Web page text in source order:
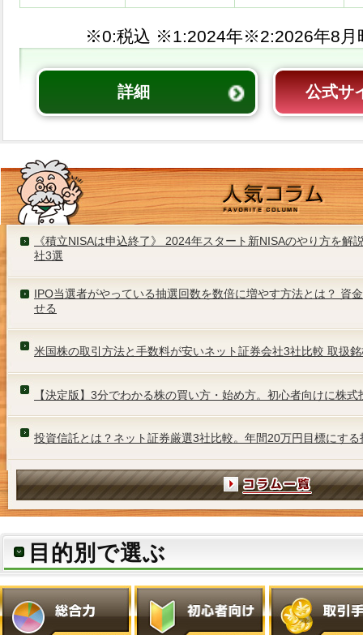
※0:税込 ※1: ※2:
詳細 公式サ
《積立NISAは申込終了》 2024年スタート新NISAのやり方を解
社3選
IPO当選者がやっている抽選回数を数倍に増やす方法とは？ 資
せる
米国株の取引方法と手数料が安いネット証券会社3社比較 取扱
【決定版】3分でわかる株の買い方・始め方。初心者向けに株
投資信託とは？ネット証券厳選3社比較。年間20万円目標にす
目的別で選ぶ